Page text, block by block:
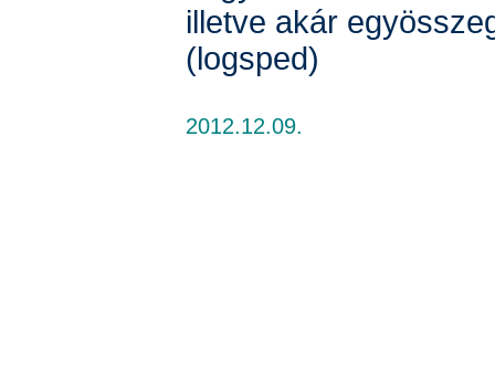
illetve akár
(logsped)
2012.12.09.